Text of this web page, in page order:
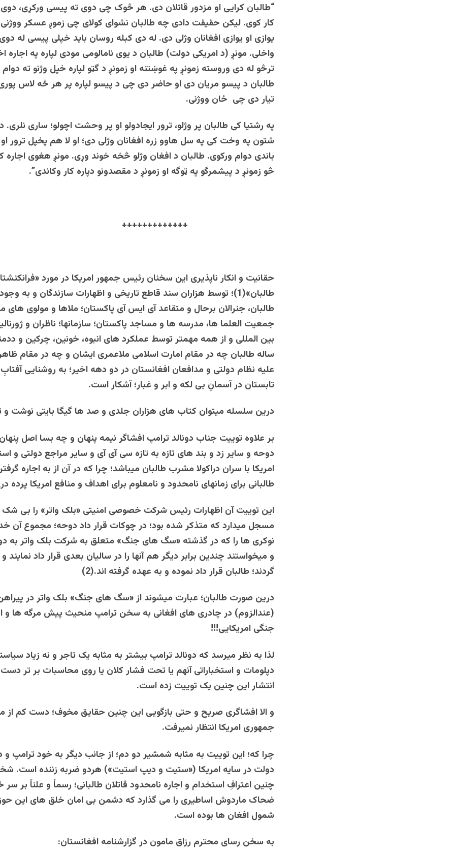
“طالبان کرایی او مزدور قاتلان دی. هر څوک چی دوی ته پیسی ورکړی،
کار کوی. لیکن حقیقت دادی چه طالبان نشوای کولای چی زموږ عسکر
یوازی او یوازی افغانان وژلی دی. له دی کبله روسان باید خپلی پیسی له
واخلی. مونږ (د امریکی دولت) طالبان د یوی نامالومی مودی لپاره په اجاره
ترڅو له دی وروسته زمونږ په غوښتنه او زمونږ د گټو لپاره خپل وژنو ته
طالبان د پیسو مریان دی او حاضر دی چی د پیسو لپاره پر هر څه لاس
تیار دی چی ځان ووژنی.
په رشتیا کی طالبان پر وژلو، ترور ایجادولو او پر وحشت اچولو؛ ساری
شتون په وخت کی په سل هاوو زره افغانان وژلی دی؛ او لا هم پخپل ترور
باندی دوام ورکوی. طالبان د افغان وژلو څخه خوند وړی. مونږ هغوی اجاره
څو زمونږ د پیشمرگو په ټوگه او زمونږ د مقصدونو دپاره کار وکاندی”.
+++++++++++++
حقانیت و انکار ناپذیری این سخنان رئیس جمهور امریکا در مورد
طالبان»(1)؛ توسط هزاران سند قاطع تاریخی و اظهارات سازندگان و به
طالبان، جنرالان برحال و متقاعد آی ایس آی پاکستان؛ ملاها و مولوی های
جمعیت العلما ها، مدرسه ها و مساجد پاکستان؛ سازمانها؛ ناظران و
بین المللی و از همه مهمتر توسط عملکرد های انبوه، خونین، چرکین و
ساله طالبان چه در مقام امارت اسلامی ملاعمری ایشان و چه در مقام
علیه نظام دولتی و مدافعان افغانستان در دو دهه اخیر؛ به روشنایی
تابستان در آسمانِ بی لکه و ابر و غبار؛ آشکار است.
درین سلسله میتوان کتاب های هزاران جلدی و صد ها گیگا بایتی نوشت و
بر علاوه توییت جناب دونالد ترامپ افشاگر نیمه پنهان و چه بسا اصل
دوحه و سایر زد و بند های تازه به تازه سی آی آی و سایر مراجع دولتی و
امریکا با سران دراکولا مشرب طالبان میباشد؛ چرا که در آن از به اجاره
طالبانی برای زمانهای نامحدود و نامعلوم برای اهداف و منافع امریکا پرده
این توییت آن اظهارات رئیس شرکت خصوصی امنیتی «بلک واتر» را بی
مسجل میدارد که متذکر شده بود؛ در چوکات قرار داد دوحه؛ مجموع آن
نوکری ها را که در گذشته «سگ های جنگ» متعلق به شرکت بلک واتر به
و میخواستند چندین برابر دیگر هم آنها را در سالیان بعدی قرار داد نمایند
گردند؛ طالبان قرار داد نموده و به عهده گرفته اند.(2)
درین صورت طالبان؛ عبارت میشوند از «سگ های جنگ» بلک واتر در
(عندالزوم) در چادری های افغانی به سخن ترامپ منحیث پیش مرگه ها و
جنگی امریکایی!!!
لذا به نظر میرسد که دونالد ترامپ بیشتر به مثابه یک تاجر و نه زیاد
دپلومات و استخباراتی آنهم یا تحت فشار کلان یا روی محاسبات بر تر
انتشار این چنین یک توییت زده است.
و الا افشاگری صریح و حتی بازگویی این چنین حقایق مخوف؛ دست کم از
جمهوری امریکا انتظار نمیرفت.
چرا که؛ این توییت به مثابه شمشیر دو دم؛ از جانب دیگر به خود ترامپ و
دولت در سایه امریکا («ستیت و دیپ استیت») هردو ضربه زننده است.
چنین اعترافِ استخدام و اجاره نامحدود قاتلان طالبانی؛ رسماً و علناً بر
ضحاک ماردوش اساطیری را می گذارد که دشمن بی امان خلق های این
شمول افغان ها بوده است.
به سخن رسای محترم رزاق مامون در گزارشنامه افغانستان: